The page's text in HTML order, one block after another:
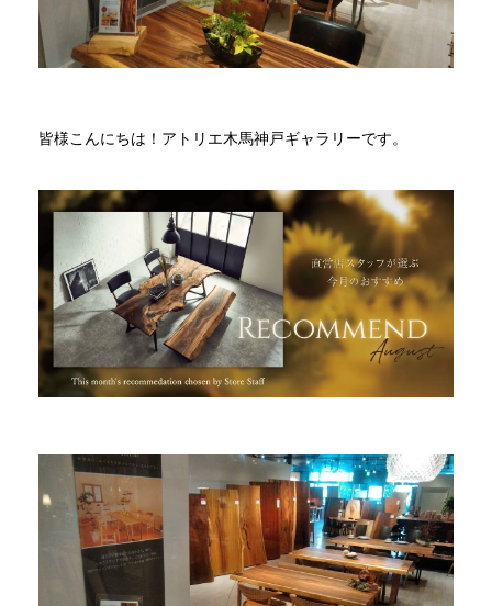
直営店
WEBカタログ
全商品一覧
新入荷情報
INFORMATION
MOKUBA CHANNEL
皆様こんにちは！アトリエ木馬神戸ギャラリーです。